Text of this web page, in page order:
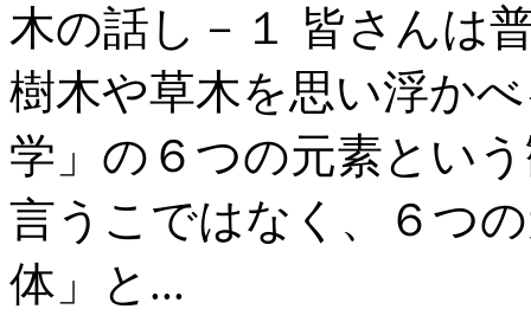
木の話し－１ 皆さんは
樹木や草木を思い浮か
学」の６つの元素とい
言うこではなく、６つ
体」と...